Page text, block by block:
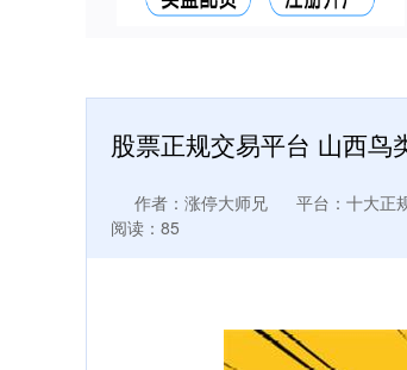
股票正规交易平台 山西
作者：涨停大师兄 平台：十大正
阅读：85